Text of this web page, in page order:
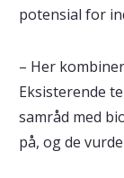
potensial for
– Her
Eksisterende
samråd med
på, og de